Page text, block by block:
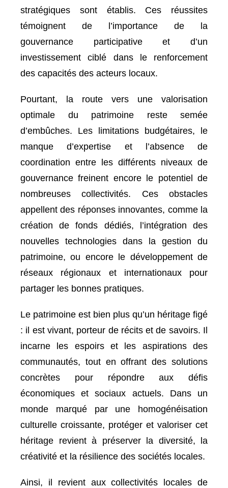
stratégiques sont établis. Ces réussites
témoignent de l’importance de la
gouvernance participative et d’un
investissement ciblé dans le renforcement
des capacités des acteurs locaux.
Pourtant, la route vers une valorisation
optimale du patrimoine reste semée
d’embûches. Les limitations budgétaires, le
manque d’expertise et l’absence de
coordination entre les différents niveaux de
gouvernance freinent encore le potentiel de
nombreuses collectivités. Ces obstacles
appellent des réponses innovantes, comme la
création de fonds dédiés, l’intégration des
nouvelles technologies dans la gestion du
patrimoine, ou encore le développement de
réseaux régionaux et internationaux pour
partager les bonnes pratiques.
Le patrimoine est bien plus qu’un héritage figé
: il est vivant, porteur de récits et de savoirs. Il
incarne les espoirs et les aspirations des
communautés, tout en offrant des solutions
concrètes pour répondre aux défis
économiques et sociaux actuels. Dans un
monde marqué par une homogénéisation
culturelle croissante, protéger et valoriser cet
héritage revient à préserver la diversité, la
créativité et la résilience des sociétés locales.
Ainsi, il revient aux collectivités locales de